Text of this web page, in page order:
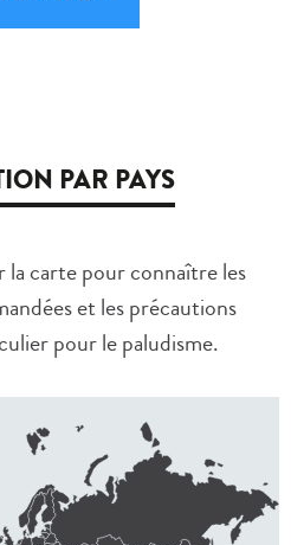
PAR PAYS
la carte pour connaître les
et les précautions
pour le paludisme.